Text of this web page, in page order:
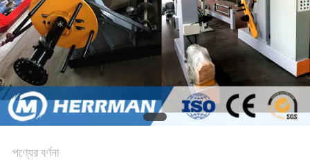
PRIVACY
POLICY
পণ্যের বর্ণনা